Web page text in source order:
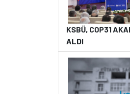
KSBÜ, COP31
ALDI